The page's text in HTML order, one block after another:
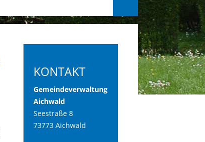
KONTAKT
Gemeindeverwaltung
Aichwald
Seestraße 8
73773 Aichwald